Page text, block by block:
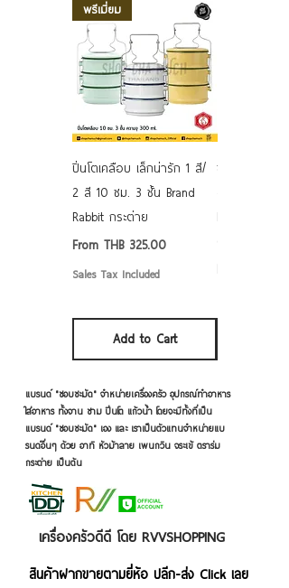
พรีเมี่ยม
ปิ่นโตเคลือบ เล็กน่ารัก 1 สี/
2 สี 10 ซม. 3 ชั้น Brand
Rabbit กระต่าย
From THB 325.00
Sale Price
Sales Tax Included
Add to Cart
ชามเคลือบ
แบรนด์ "ชอบชะมัด" จำหน่ายเครื่องครัว อุปกรณ์ทำอาหาร
ใส่อาหาร ทั้งจาน ชาม ปิ่นโต แก้วน้ำ โดยจะมีทั้งที่เป็น
แบรนด์ "ชอบชะมัด" เอง และ เราเป็นตัวแทนจำหน่ายแบ
รนด์อื่นๆ ด้วย อาทิ หัวม้าลาย เพนกวิน จระเข้ ตราร่ม
กระต่าย เป็นต้น
เครื่องครัวดีดี โดย RVVSHOPPING
สินค้าฝากขายตามยี่ห้อ ปลีก-ส่ง Click เลย